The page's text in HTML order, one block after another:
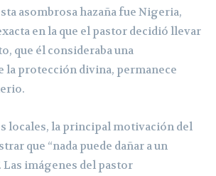
asombrosa hazaña fue Nigeria,
en la que el pastor decidió llevar
que él consideraba una
la protección divina, permanece
locales, la principal motivación del
que “nada puede dañar a un
Las imágenes del pastor